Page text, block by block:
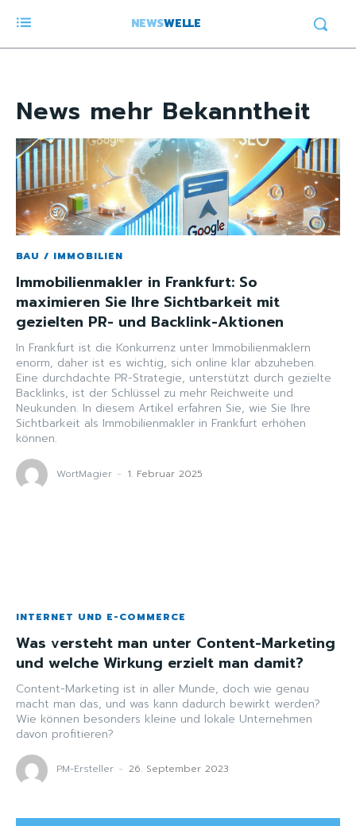
NEWSWELLE
News mehr Bekanntheit
BAU / IMMOBILIEN
Immobilienmakler in Frankfurt: So
maximieren Sie Ihre Sichtbarkeit mit
gezielten PR- und Backlink-Aktionen
In Frankfurt ist die Konkurrenz unter Immobilienmaklern
enorm, daher ist es wichtig, sich online klar abzuheben.
Eine durchdachte PR-Strategie, unterstützt durch gezielte
Backlinks, ist der Schlüssel zu mehr Reichweite und
Neukunden. In diesem Artikel erfahren Sie, wie Sie Ihre
Sichtbarkeit als Immobilienmakler in Frankfurt erhöhen
können.
WortMagier - 1. Februar 2025
INTERNET UND E-COMMERCE
Was versteht man unter Content-Marketing
und welche Wirkung erzielt man damit?
Content-Marketing ist in aller Munde, doch wie genau
macht man das, und was kann dadurch bewirkt werden?
Wie können besonders kleine und lokale Unternehmen
davon profitieren?
PM-Ersteller - 26. September 2023